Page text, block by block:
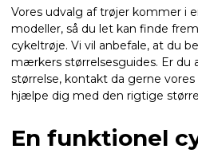
Vores udvalg af trøjer kommer i
modeller, så du let kan finde
cykeltrøje. Vi vil anbefale, at du
mærkers størrelsesguides. Er du
størrelse, kontakt da gerne vores
hjælpe dig med den rigtige
En funktionel